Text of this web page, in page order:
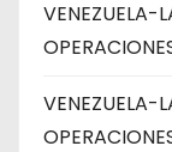
VENEZUELA-
VENEZUELA-